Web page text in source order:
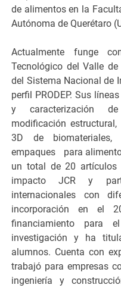
de alimentos en la
Autónoma de Querétaro
Actualmente funge
Tecnológico del Valle
del Sistema Nacional de
perfil PRODEP. Sus
y caracterización
modificación
3D de biomateriales,
empaques para
un total de 20 artículos
impacto JCR y
internacionales con
incorporación en el
financiamiento para
investigación y ha
alumnos. Cuenta con
trabajó para empresas
ingeniería y